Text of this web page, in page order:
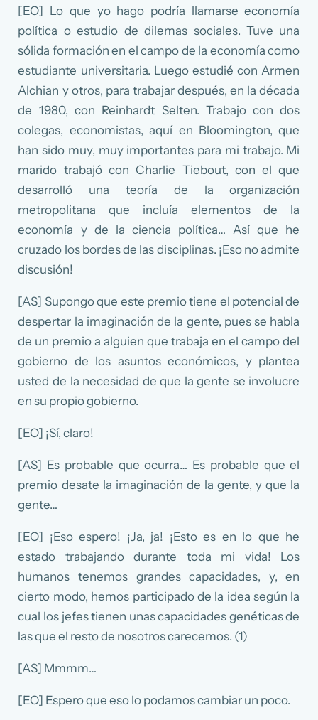
[EO] Lo que yo hago podría llamarse economía
política o estudio de dilemas sociales. Tuve una
sólida formación en el campo de la economía como
estudiante universitaria. Luego estudié con Armen
Alchian y otros, para trabajar después, en la década
de 1980, con Reinhardt Selten. Trabajo con dos
colegas, economistas, aquí en Bloomington, que
han sido muy, muy importantes para mi trabajo. Mi
marido trabajó con Charlie Tiebout, con el que
desarrolló una teoría de la organización
metropolitana que incluía elementos de la
economía y de la ciencia política… Así que he
cruzado los bordes de las disciplinas. ¡Eso no admite
discusión!
[AS] Supongo que este premio tiene el potencial de
despertar la imaginación de la gente, pues se habla
de un premio a alguien que trabaja en el campo del
gobierno de los asuntos económicos, y plantea
usted de la necesidad de que la gente se involucre
en su propio gobierno.
[EO] ¡Sí, claro!
[AS] Es probable que ocurra… Es probable que el
premio desate la imaginación de la gente, y que la
gente…
[EO] ¡Eso espero! ¡Ja, ja! ¡Esto es en lo que he
estado trabajando durante toda mi vida! Los
humanos tenemos grandes capacidades, y, en
cierto modo, hemos participado de la idea según la
cual los jefes tienen unas capacidades genéticas de
las que el resto de nosotros carecemos. (1)
[AS] Mmmm…
[EO] Espero que eso lo podamos cambiar un poco.